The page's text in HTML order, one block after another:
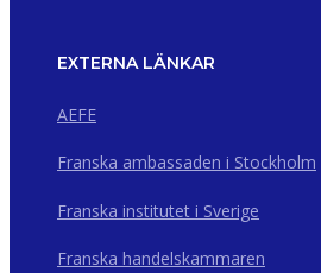
EXTERNA LÄNKAR
AEFE
Franska ambassaden i Stockholm
Franska institutet i Sverige
Franska handelskammaren